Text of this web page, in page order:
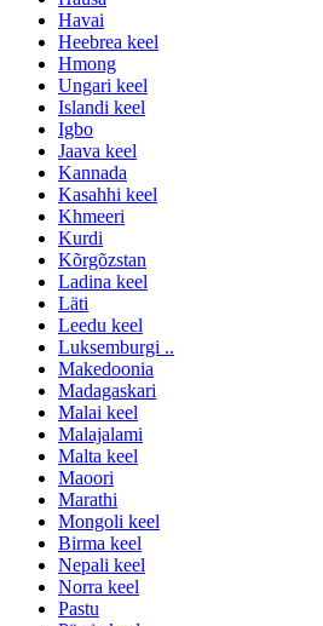
Havai
Heebrea keel
Hmong
Ungari keel
Islandi keel
Igbo
Jaava keel
Kannada
Kasahhi keel
Khmeeri
Kurdi
Kõrgõzstan
Ladina keel
Läti
Leedu keel
Luksemburgi ..
Makedoonia
Madagaskari
Malai keel
Malajalami
Malta keel
Maoori
Marathi
Mongoli keel
Birma keel
Nepali keel
Norra keel
Pastu